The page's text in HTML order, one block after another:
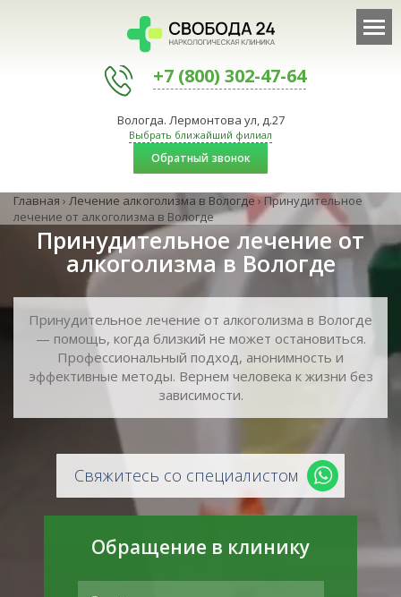
+7 (800) 302-47-64
Вологда. Лермонтова ул, д.27
Выбрать ближайший филиал
Обратный звонок
Главная › Лечение алкоголизма в Вологде›Принудительное
лечение от алкоголизма в Вологде
Принудительное лечение от
алкоголизма в Вологде
Принудительное лечение от алкоголизма в Вологде
— помощь, когда близкий не может остановиться.
Профессиональный подход, анонимность и
эффективные методы. Вернем человека к жизни без
зависимости.
Свяжитесь со специалистом
Обращение в клинику